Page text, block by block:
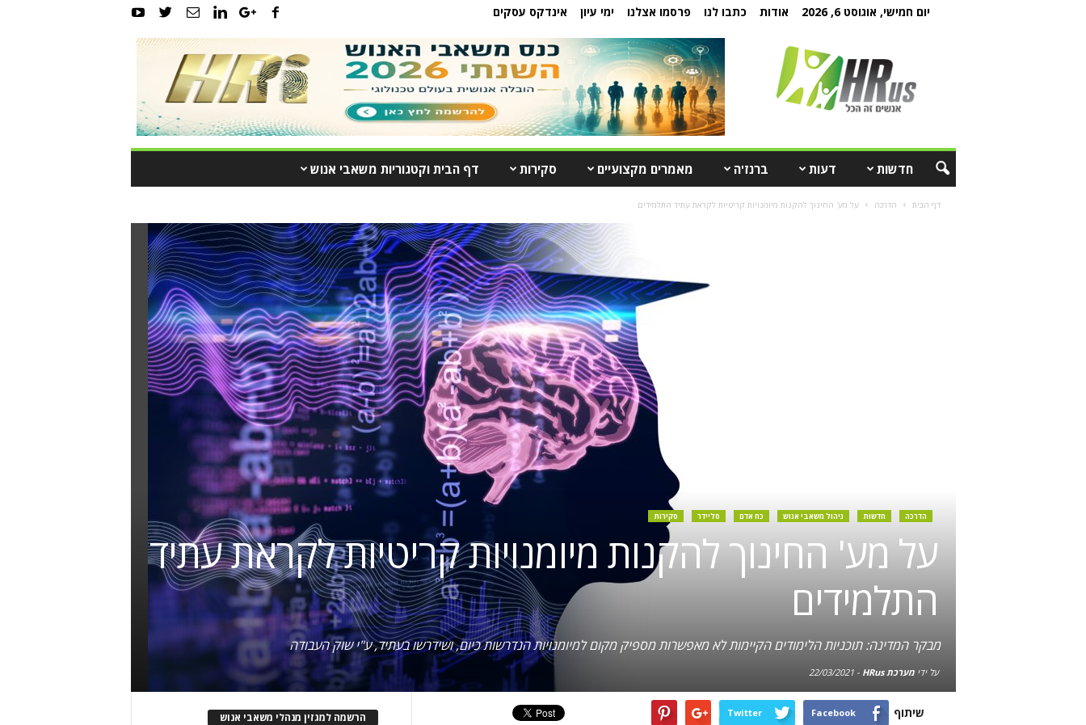
יום חמישי, אוגוסט 6, 2026 אודות כתבו לנו פרסמו אצלנו ימי עיון אינדקס עסקים
חדשות דעות ברנז'ה מאמרים מקצועיים סקירות דף הבית וקטגוריות משאבי אנוש
דף הבית הדרכה על מע' החינוך להקנות מיומנויות קריטיות לקראת עתיד התלמידים
הדרכה חדשות ניהול משאבי אנוש כח אדם סליידר סקירות
על מע' החינוך להקנות מיומנויות קריטיות לקראת עתיד
התלמידים
מבקר המדינה: תוכניות הלימודים הקיימות לא מאפשרות מספיק מקום למיומנויות הנדרשות כיום, ושידרשו בעתיד, ע"י שוק העבודה
על ידימערכת HRus -
22/03/2021
שיתוף Facebook
Twitter הרשמה למגזין מנהלי משאבי אנוש